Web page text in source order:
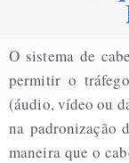
O sistema de
permitir o
(áudio, vídeo ou
na padronização
maneira que o